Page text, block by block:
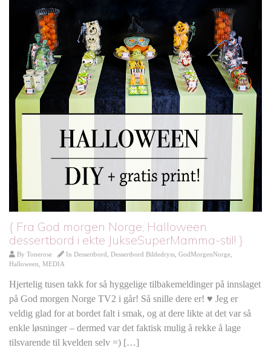
{ Fra God morgen Norge; Halloween
dessertbord i ekte JukseSuperMamma-stil! }
By Tonerose In Dessertbord Dessertbord Bildedryss GodMorgenNorge
Halloween MEDIA
Hjertelig tusen takk for så hyggelige tilbakemeldinger på innslaget
på God morgen Norge TV2 i går! Så snille dere er! ♥ Jeg er
veldig glad for at bordet falt i smak, og at dere likte at det var så
enkle løsninger – dermed var det faktisk mulig å rekke å lage
tilsvarende til kvelden selv =) […]